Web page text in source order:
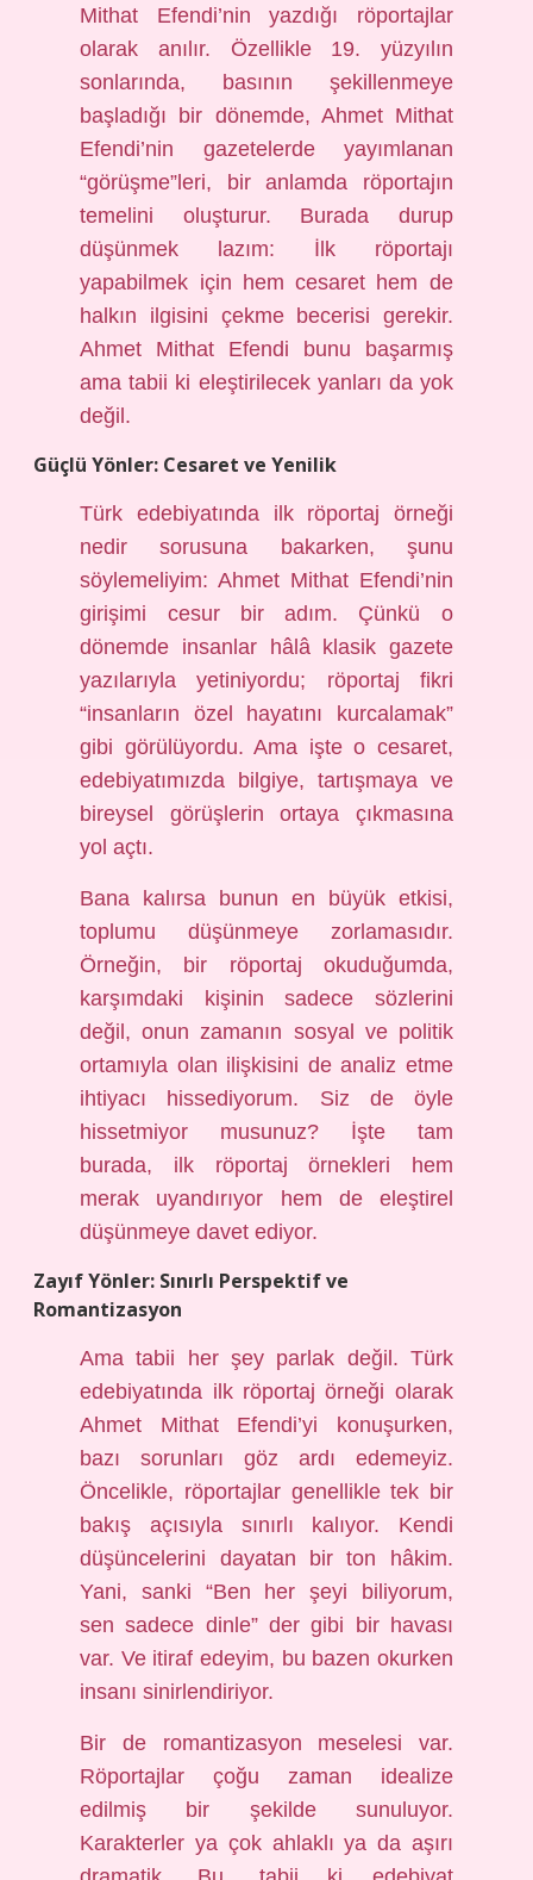
Mithat Efendi’nin yazdığı röportajlar
olarak anılır. Özellikle 19. yüzyılın
sonlarında, basının şekillenmeye
başladığı bir dönemde, Ahmet Mithat
Efendi’nin gazetelerde yayımlanan
“görüşme”leri, bir anlamda röportajın
temelini oluşturur. Burada durup
düşünmek lazım: İlk röportajı
yapabilmek için hem cesaret hem de
halkın ilgisini çekme becerisi gerekir.
Ahmet Mithat Efendi bunu başarmış
ama tabii ki eleştirilecek yanları da yok
değil.
Güçlü Yönler: Cesaret ve Yenilik
Türk edebiyatında ilk röportaj örneği
nedir sorusuna bakarken, şunu
söylemeliyim: Ahmet Mithat Efendi’nin
girişimi cesur bir adım. Çünkü o
dönemde insanlar hâlâ klasik gazete
yazılarıyla yetiniyordu; röportaj fikri
“insanların özel hayatını kurcalamak”
gibi görülüyordu. Ama işte o cesaret,
edebiyatımızda bilgiye, tartışmaya ve
bireysel görüşlerin ortaya çıkmasına
yol açtı.
Bana kalırsa bunun en büyük etkisi,
toplumu düşünmeye zorlamasıdır.
Örneğin, bir röportaj okuduğumda,
karşımdaki kişinin sadece sözlerini
değil, onun zamanın sosyal ve politik
ortamıyla olan ilişkisini de analiz etme
ihtiyacı hissediyorum. Siz de öyle
hissetmiyor musunuz? İşte tam
burada, ilk röportaj örnekleri hem
merak uyandırıyor hem de eleştirel
düşünmeye davet ediyor.
Zayıf Yönler: Sınırlı Perspektif ve
Romantizasyon
Ama tabii her şey parlak değil. Türk
edebiyatında ilk röportaj örneği olarak
Ahmet Mithat Efendi’yi konuşurken,
bazı sorunları göz ardı edemeyiz.
Öncelikle, röportajlar genellikle tek bir
bakış açısıyla sınırlı kalıyor. Kendi
düşüncelerini dayatan bir ton hâkim.
Yani, sanki “Ben her şeyi biliyorum,
sen sadece dinle” der gibi bir havası
var. Ve itiraf edeyim, bu bazen okurken
insanı sinirlendiriyor.
Bir de romantizasyon meselesi var.
Röportajlar çoğu zaman idealize
edilmiş bir şekilde sunuluyor.
Karakterler ya çok ahlaklı ya da aşırı